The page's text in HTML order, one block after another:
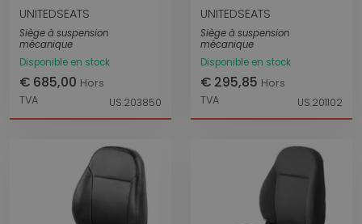
UNITEDSEATS
Siège à suspension
mécanique
Disponible en stock
€ 685,00 Hors
TVA
US.203850
UNITEDSEATS
Siège à suspension
mécanique
Disponible en stock
€ 295,85 Hors
TVA
US.201102